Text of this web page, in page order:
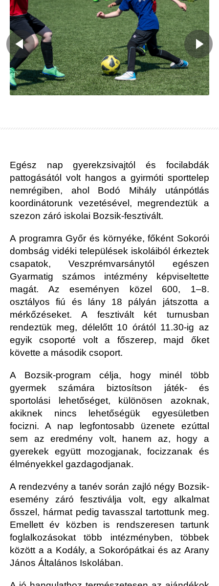
Egész nap gyerekzsivajtól és focilabdák
pattogásától volt hangos a gyirmóti sporttelep
nemrégiben, ahol Bodó Mihály utánpótlás
koordinátorunk vezetésével, megrendeztük a
szezon záró iskolai Bozsik-fesztivált.
A programra Győr és környéke, főként Sokorói
dombság vidéki települések iskoláiból érkeztek
csapatok, Veszprémvarsánytól egészen
Gyarmatig számos intézmény képviseltette
magát. Az eseményen közel 600, 1–8.
osztályos fiú és lány 18 pályán játszotta a
mérkőzéseket. A fesztivált két turnusban
rendeztük meg, délelőtt 10 órától 11.30-ig az
egyik csoporté volt a főszerep, majd őket
követte a második csoport.
A Bozsik-program célja, hogy minél több
gyermek számára biztosítson játék- és
sportolási lehetőséget, különösen azoknak,
akiknek nincs lehetőségük egyesületben
focizni. A nap legfontosabb üzenete ezúttal
sem az eredmény volt, hanem az, hogy a
gyerekek együtt mozogjanak, focizzanak és
élményekkel gazdagodjanak.
A rendezvény a tanév során zajló négy Bozsik-
esemény záró fesztiválja volt, egy alkalmat
ősszel, hármat pedig tavasszal tartottunk meg.
Emellett év közben is rendszeresen tartunk
foglalkozásokat több intézményben, többek
között a a Kodály, a Sokorópátkai és az Arany
János Általános Iskolában.